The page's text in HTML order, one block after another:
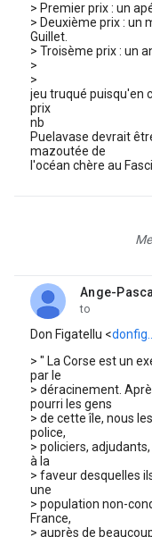
> Premier prix : un
> Deuxième prix : un
Guillet.
> Troisème prix : un
>
>
jeu truqué puisqu'en
prix
nb
Puelavase devrait
mazoutée de
l'océan chère au
Ange-
unread,
to
Don Figatellu <
> " La Corse est un
par le
> déracinement.
pourri les gens
> de cette île, nous
police,
> policiers,
à la
> faveur desquelles
une
> population non-
France,
> auprès de